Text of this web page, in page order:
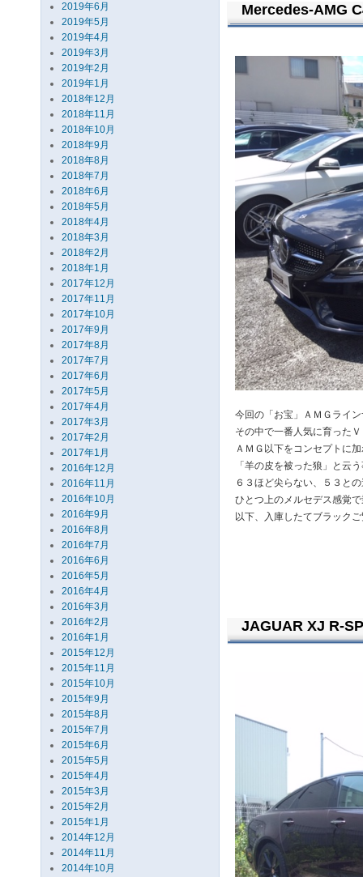
2019年6月
2019年5月
2019年4月
2019年3月
2019年2月
2019年1月
2018年12月
2018年11月
2018年10月
2018年9月
2018年8月
2018年7月
2018年6月
2018年5月
2018年4月
2018年3月
2018年2月
2018年1月
2017年12月
2017年11月
2017年10月
2017年9月
2017年8月
2017年7月
2017年6月
2017年5月
2017年4月
2017年3月
2017年2月
2017年1月
2016年12月
2016年11月
2016年10月
2016年9月
2016年8月
2016年7月
2016年6月
2016年5月
2016年4月
2016年3月
2016年2月
2016年1月
2015年12月
2015年11月
2015年10月
2015年9月
2015年8月
2015年7月
2015年6月
2015年5月
2015年4月
2015年3月
2015年2月
2015年1月
2014年12月
2014年11月
2014年10月
Mercedes-AMG
今回の「お宝」ＡＭＧライ
その中で一番人気に育った
ＡＭＧ以下をコンセプトに
「羊の皮を被った狼」と云
６３ほど尖らない、５３と
ひとつ上のメルセデス感覚
以下、入庫したてブラック
JAGUAR XJ R-